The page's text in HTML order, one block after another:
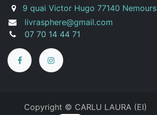
9 quai Victor Hugo 77140 Nemours
livrasphere@gmail.com
07 70 14 44 71
Copyright © CARLU LAURA (EI)